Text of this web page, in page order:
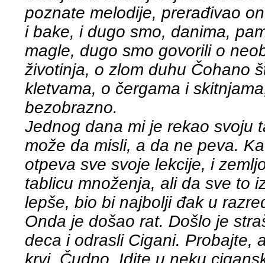
poznate melodije, prerađivao
i bake, i dugo smo, danima,
magle, dugo smo govorili o
životinja, o zlom duhu Čohano
kletvama, o čergama i
bezobrazno.
Jednog dana mi je rekao svoju
može da misli, a da ne peva.
otpeva sve svoje lekcije, i
tablicu množenja, ali da sve to
lepše, bio bi najbolji đak u
Onda je došao rat. Došlo je
deca i odrasli Cigani. Probajte,
krvi. Čudno. Idite u neku